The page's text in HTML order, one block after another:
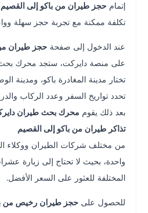
حجز طيران من باكو إلى القصيمعبر
تكلفة ممكنة مع تجربة حجز سهلة وواضحة.
عند الدخول إلى صفحةحجز طيران من باكو
على منصة دايركت، ستجد محرك بحث
تختار مدينة المغادرة باكو، ومدينة الوصول
تحدد تواريخ السفر وعدد الركاب والدرجة
بعد ذلك يقوم محرك بحث طيران دايركت
تذاكر طيران من باكو إلى القصيم
من مختلف شركات الطيران ووكلاء
واحدة، بحيث لا تحتاج إلى زيارة عشرات
المختلفة للعثور على السعر الأفضل.
للحصول علىحجز طيران رخيص من باكو